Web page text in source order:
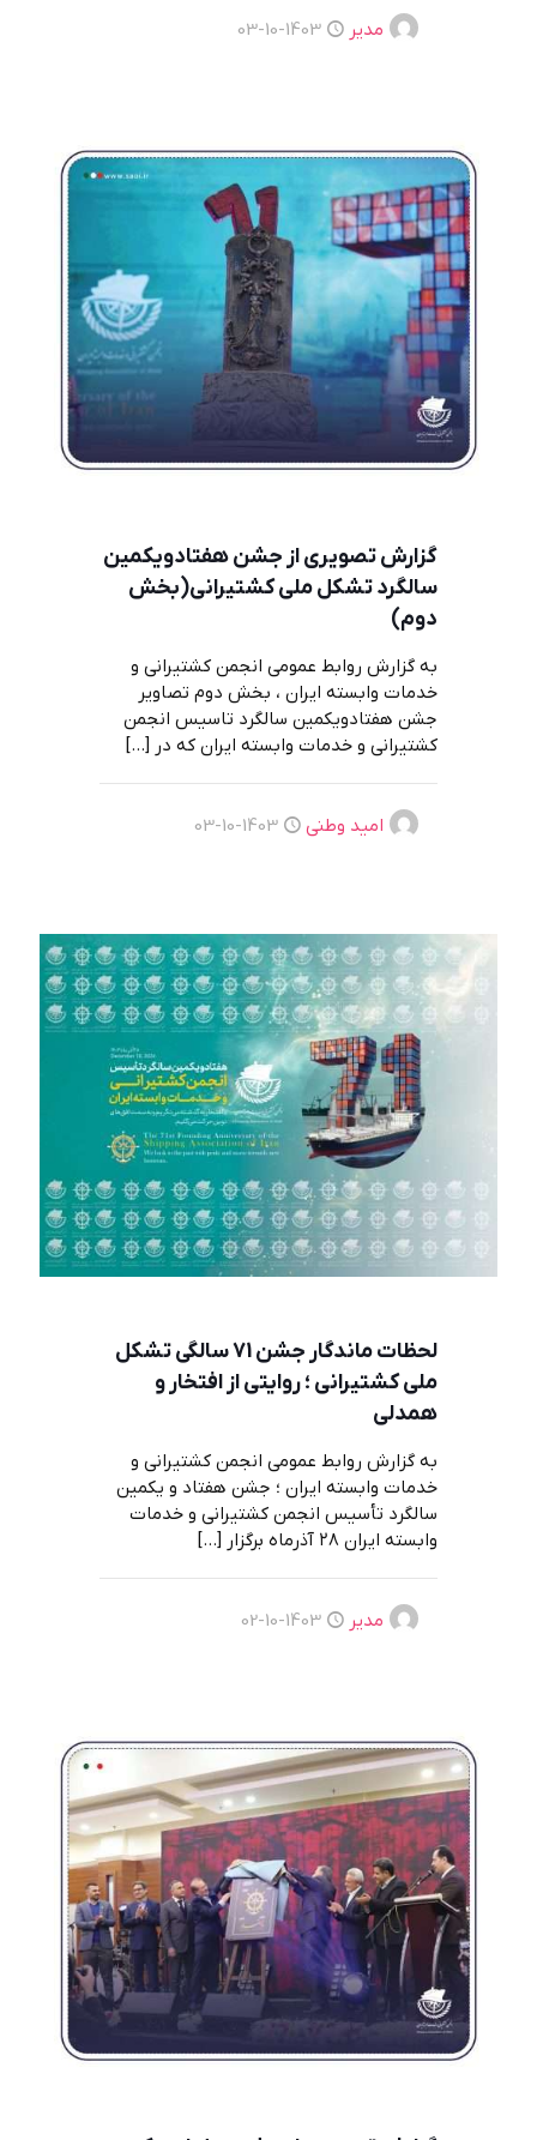
مدیر 1403-10-03
گزارش تصویری از جشن هفتادویکمین
سالگرد تشکل ملی کشتیرانی(بخش
دوم)
به گزارش روابط عمومی انجمن کشتیرانی و
خدمات وابسته ایران ، بخش دوم تصاویر
جشن هفتادویکمین سالگرد تاسیس انجمن
کشتیرانی و خدمات وابسته ایران که در […]
امید وطنی 1403-10-03
لحظات ماندگار جشن 71 سالگی تشکل
ملی کشتیرانی ؛ روایتی از افتخار و
همدلی
به گزارش روابط عمومی انجمن کشتیرانی و
خدمات وابسته ایران ؛ جشن هفتاد و یکمین
سالگرد تأسیس انجمن کشتیرانی و خدمات
وابسته ایران ۲۸ آذرماه برگزار
[…]
مدیر 1403-10-02